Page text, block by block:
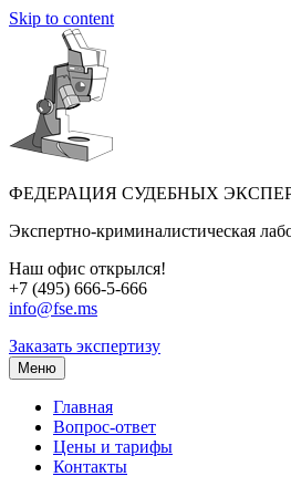
Skip to content
ФЕДЕРАЦИЯ СУДЕБНЫХ
Экспертно-криминалистическая
Наш офис открылся!
+7 (495) 666-5-666
info@fse.ms
Заказать экспертизу
Меню
Главная
Вопрос-ответ
Цены и тарифы
Контакты